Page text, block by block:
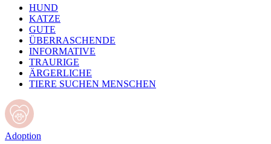
HUND
KATZE
GUTE
ÜBERRASCHENDE
INFORMATIVE
TRAURIGE
ÄRGERLICHE
TIERE SUCHEN MENSCHEN
Adoption